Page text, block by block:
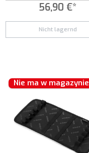
56,90 €*
Nicht lagernd
Nie ma w magazynie